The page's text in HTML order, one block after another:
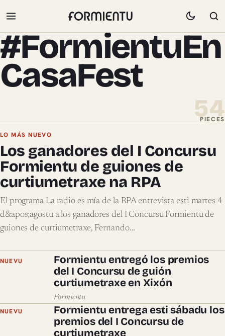
#FormientuEn
CasaFest
54
PIECES
Pieces de #FormientuEnCasaFest
LO MÁS NUEVO
Los ganadores del I Concursu
Formientu de guiones de
curtiumetraxe na RPA
El programa La radio es mía de la RPA entrevista esti martes 4
d&apos;agostu a los ganadores del I Concursu Formientu de
guiones de curtiumetraxe, Fernando…
NUEVU
Formientu entregó los premios
del I Concursu de guión
curtiumetraxe en Xixón
Formientu
NUEVU
Formientu entrega esti sábadu los
premios del I Concursu de
curtiumetraxe